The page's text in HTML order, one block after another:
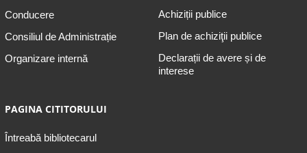
Conducere
Consiliul de Administrație
Organizare internă
Achiziții publice
Plan de achiziţii publice
Declarații de avere și de
interese
PAGINA CITITORULUI
Întreabă bibliotecarul